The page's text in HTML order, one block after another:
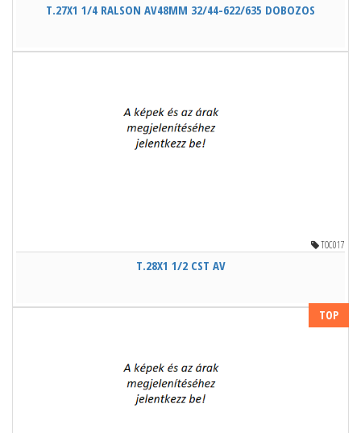
T.27X1 1/4 RALSON AV48MM 32/44-622/635 DOBOZOS
TOC017
T.28X1 1/2 CST AV
TOP